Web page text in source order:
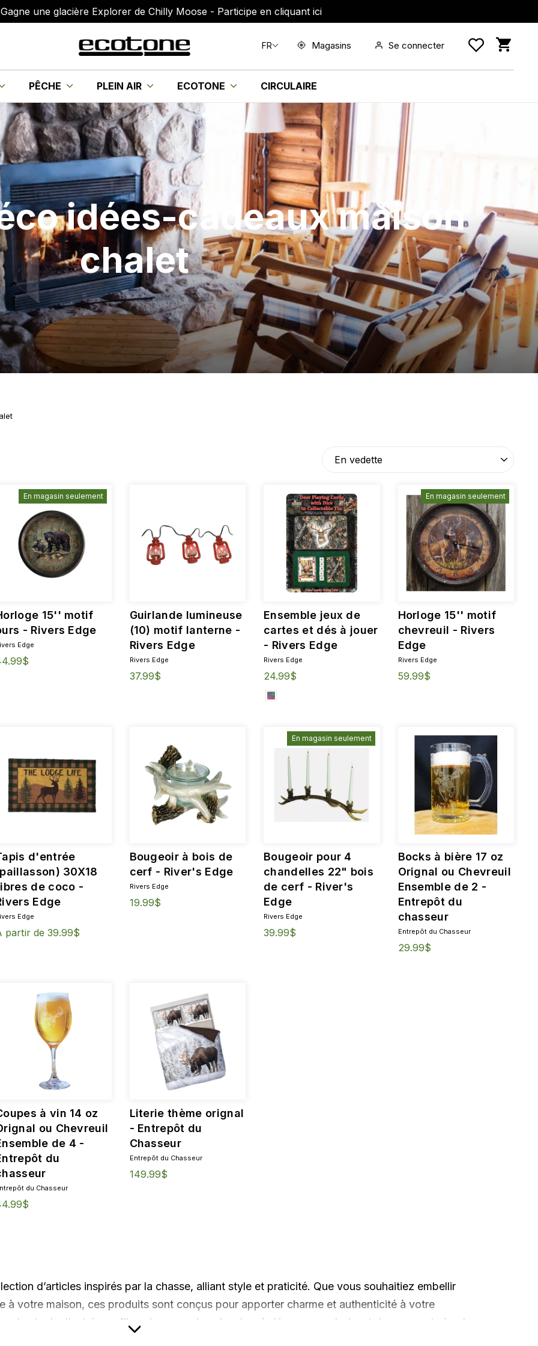
une glacière Explorer de Chilly Moose - Participe en cliquant ici
FR Magasins Se connecter
PÊCHE PLEIN AIR ECOTONE CIRCULAIRE
idées-cadeaux maison
chalet
En magasin seulement
15'' motif
- Rivers Edge
Edge
Guirlande lumineuse
(10) motif lanterne -
Rivers Edge
Rivers Edge
37.99$
Ensemble jeux de
cartes et dés à jouer
- Rivers Edge
Rivers Edge
24.99$
En magasin seulement
Horloge 15'' motif
chevreuil - Rivers
Edge
Rivers Edge
59.99$
d'entrée
30X18
de coco -
Edge
Edge
partir de 39.99$
Bougeoir à bois de
cerf - River's Edge
Rivers Edge
19.99$
En magasin seulement
Bougeoir pour 4
chandelles 22" bois
de cerf - River's
Edge
Rivers Edge
39.99$
Bocks à bière 17 oz
Orignal ou Chevreuil
Ensemble de 2 -
Entrepôt du
chasseur
Entrepôt du Chasseur
29.99$
à vin 14 oz
ou Chevreuil
de 4 -
du
du Chasseur
Literie thème orignal
- Entrepôt du
Chasseur
Entrepôt du Chasseur
149.99$
d’articles inspirés par la chasse, alliant style et praticité. Que vous souhaitiez embellir
à votre maison, ces produits sont conçus pour apporter charme et authenticité à votre
des tapis d’entrée en fibre de coco, des planches à découper en bois, et des supports à sel